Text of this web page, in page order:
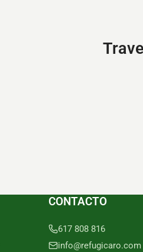
CONTACTO
617 808 816
info@refugicaro.com